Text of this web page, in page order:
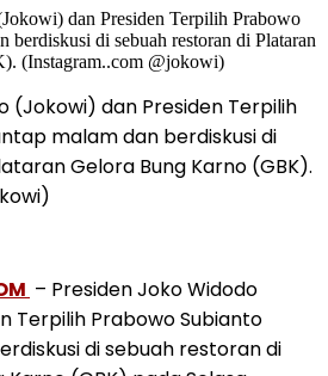
(Jokowi) dan Presiden Terpilih
malam dan berdiskusi di
Gelora Bung Karno (GBK).
– Presiden Joko Widodo
Terpilih Prabowo Subianto
di sebuah restoran di